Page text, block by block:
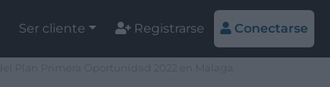
Ser cliente Registrarse Conectarse